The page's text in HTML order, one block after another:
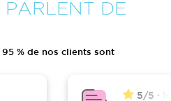
PARLENT DE
95 % de nos clients sont
5/5